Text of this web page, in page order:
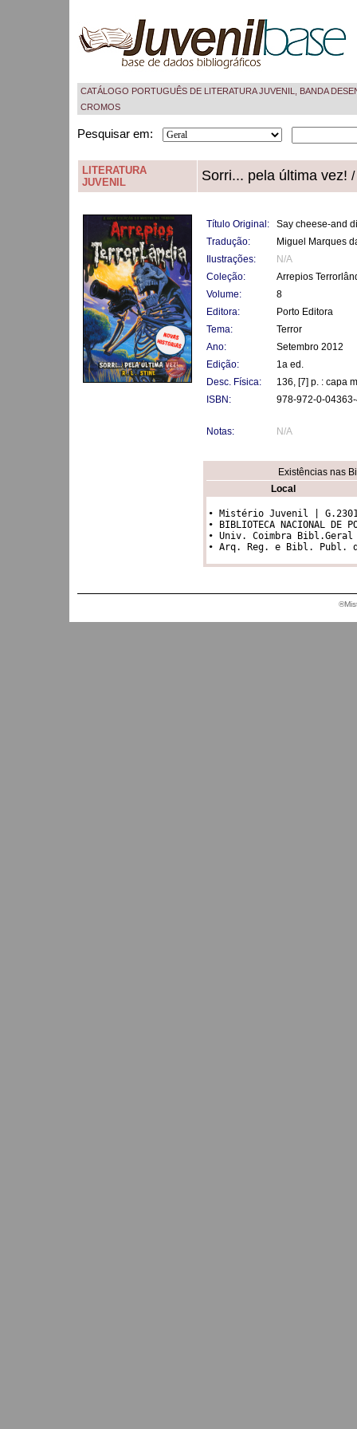
CATÁLOGO PORTUGUÊS DE LITERATURA JUVENIL, BANDA
CROMOS
Pesquisar em:
LITERATURA
JUVENIL
Sorri... pela última vez! /
Título Original:
Say cheese-and
Tradução:
Miguel Marques
Ilustrações:
N/A
Coleção:
Arrepios
Volume:
8
Editora:
Porto Editora
Tema:
Terror
Ano:
Setembro 2012
Edição:
1a ed.
Desc. Física:
136, [7] p. : capa
ISBN:
978-972-0-
Notas: N/A
Existências nas
Local
• Mistério Juvenil |
• BIBLIOTECA NACIONAL DE
• Univ. Coimbra
• Arq. Reg. e Bibl. Publ.